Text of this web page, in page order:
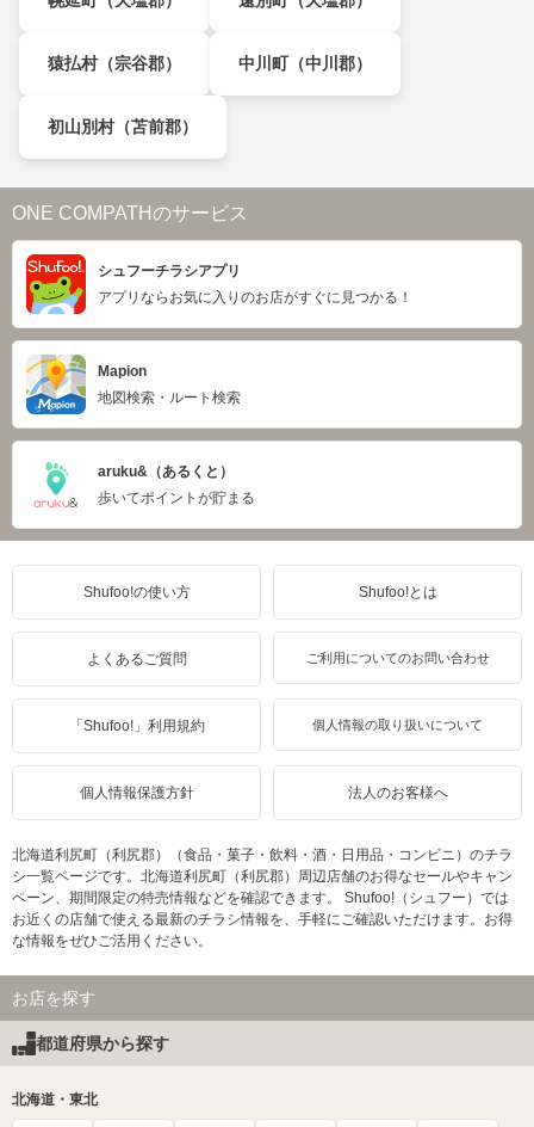
猿払村（宗谷郡） 中川町（中川郡）
初山別村（苫前郡）
ONE COMPATHのサービス
シュフーチラシアプリ
アプリならお気に入りのお店がすぐに見つかる！
Mapion
地図検索・ルート検索
aruku&（あるくと）
歩いてポイントが貯まる
Shufoo!の使い方 Shufoo!とは
よくあるご質問 ご利用についてのお問い合わせ
「Shufoo!」利用規約 個人情報の取り扱いについて
個人情報保護方針 法人のお客様へ
北海道利尻町（利尻郡）（食品・菓子・飲料・酒・日用品・コンビニ）のチラ
シ一覧ページです。北海道利尻町（利尻郡）周辺店舗のお得なセールやキャン
ペーン、期間限定の特売情報などを確認できます。 Shufoo!（シュフー）では
お近くの店舗で使える最新のチラシ情報を、手軽にご確認いただけます。お得
な情報をぜひご活用ください。
お店を探す
都道府県から探す
北海道・東北